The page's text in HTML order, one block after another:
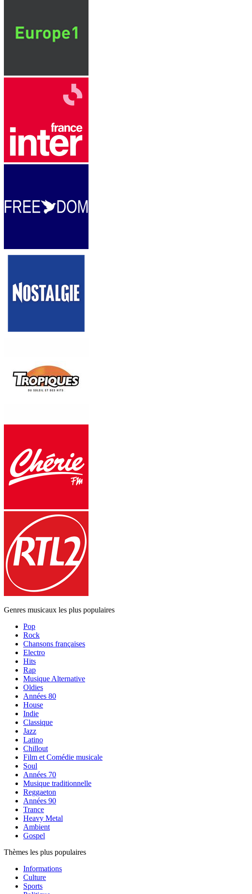
Genres musicaux les plus populaires
Pop
Rock
Chansons françaises
Electro
Hits
Rap
Musique Alternative
Oldies
Années 80
House
Indie
Classique
Jazz
Latino
Chillout
Film et Comédie musicale
Soul
Années 70
Musique traditionnelle
Reggaeton
Années 90
Trance
Heavy Metal
Ambient
Gospel
Thèmes les plus populaires
Informations
Culture
Sports